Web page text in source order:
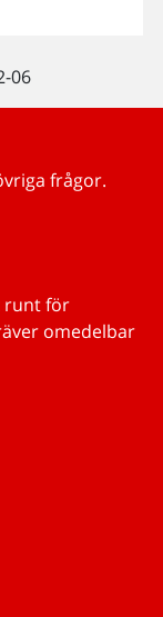
06
frågor.
runt för
omedelbar